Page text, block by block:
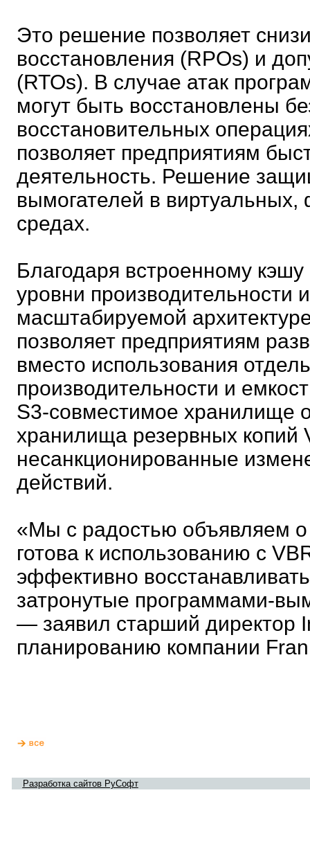
Это решение позволяет
восстановления (RPOs) и
(RTOs). В случае атак
могут быть восстановлены
восстановительных
позволяет предприятиям
деятельность. Решение
вымогателей в
средах.
Благодаря встроенному
уровни производительности
масштабируемой
позволяет предприятиям
вместо использования
производительности и
S3-совместимое хранилище
хранилища резервных копий
несанкционированные
действий.
«Мы с радостью объявляем о
готова к использованию с
эффективно
затронутые программами-
— заявил старший директор
планированию компании
Разработка сайтов РуСофт